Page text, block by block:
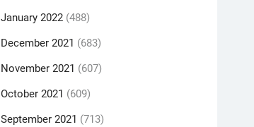
January 2022 (488)
December 2021 (683)
November 2021 (607)
October 2021 (609)
September 2021 (713)